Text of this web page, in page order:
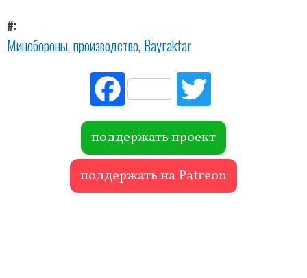
#
Минобороны производство Bayraktar
Fac
ebo
ok r
поддержать проект
поддержать на Patreon